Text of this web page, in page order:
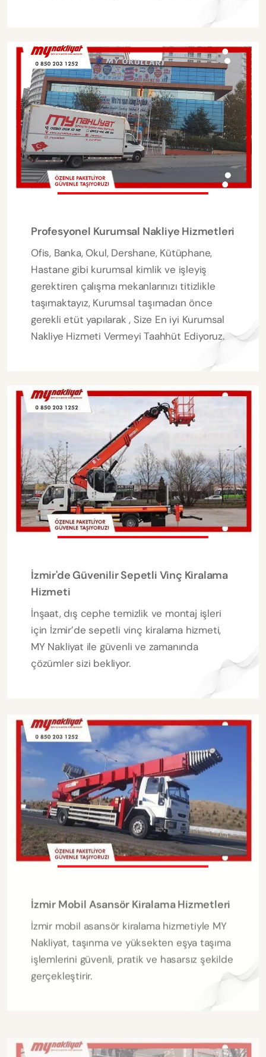
Profesyonel Kurumsal Nakliye Hizmetleri
Ofis, Banka, Okul, Dershane, Kütüphane,
Hastane gibi kurumsal kimlik ve işleyiş
gerektiren çalışma mekanlarınızı titizlikle
taşımaktayız, Kurumsal taşımadan önce
gerekli etüt yapılarak , Size En iyi Kurumsal
Nakliye Hizmeti Vermeyi Taahhüt Ediyoruz.
İzmir'de Güvenilir Sepetli Vinç Kiralama
Hizmeti
İnşaat, dış cephe temizlik ve montaj işleri
için İzmir’de sepetli vinç kiralama hizmeti,
MY Nakliyat ile güvenli ve zamanında
çözümler sizi bekliyor.
İzmir Mobil Asansör Kiralama Hizmetleri
İzmir mobil asansör kiralama hizmetiyle MY
Nakliyat, taşınma ve yüksekten eşya taşıma
işlemlerini güvenli, pratik ve hasarsız şekilde
gerçekleştirir.